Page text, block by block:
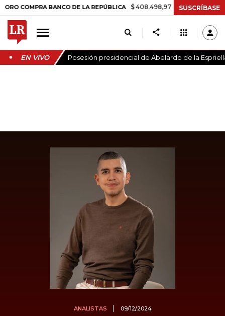
COMPRA BANCO DE LA REPÚBLICA $ 408.498,97 +$ 8.753,81 +2,19%
SUSCRÍBASE
EN VIVO Posesión presidencial de Abelardo de la
ANALISTAS 09/12/2024